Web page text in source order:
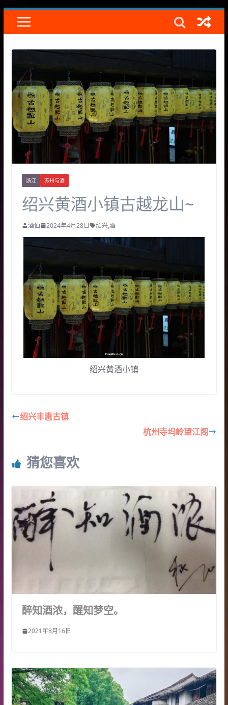
Skip
浙江 苏州与酒
绍兴黄酒小镇古越龙山~
酒仙 2024年4月28日 绍兴,酒
绍兴黄酒小镇
绍兴丰惠古镇
杭州寺坞岭望江阁
猜您喜欢
醉知酒浓，醒知梦空。
2021年8月16日